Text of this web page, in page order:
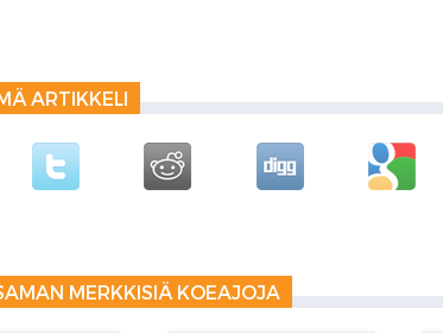
ARTIKKELI
MERKKISIÄ KOEAJOJA